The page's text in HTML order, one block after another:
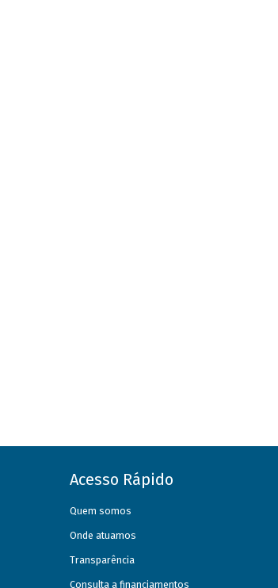
Acesso Rápido
Quem somos
Onde atuamos
Transparência
Consulta a financiamentos